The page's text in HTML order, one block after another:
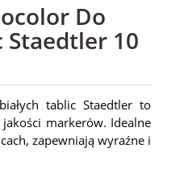
Do
Staedtler 10
tablic Staedtler to
markerów. Idealne
zapewniają wyraźne i